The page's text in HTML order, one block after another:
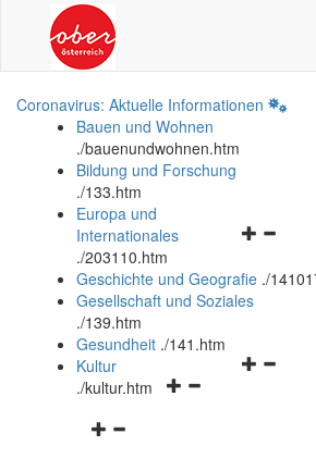
Coronavirus: Aktuelle Informationen
Bauen und Wohnen
./bauenundwohnen.htm
Bildung und Forschung
./133.htm
und
schließen
Europa und
Internationales
./203110.htm
Geschichte und Geografie ./
Gesellschaft und Soziales
./139.htm
Gesundheit ./141.htm
Navigationsmenü
Kultur
./kultur.htm
Navigationsmenü